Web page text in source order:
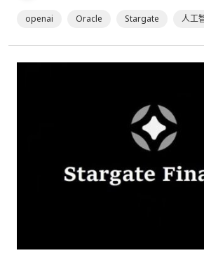
openai Oracle Stargate 人工